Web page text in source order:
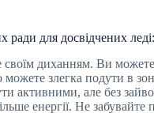
для досвідчених леді:
диханням. Ви
злегка подути в
активними, але без
енергії. Не